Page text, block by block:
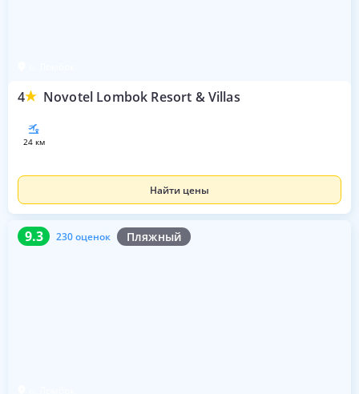
4 Novotel Lombok Resort & Villas
24 км
Найти цены
9.3 230 оценок Пляжный
9.3 230 оценок